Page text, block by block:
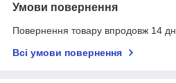
Умови повернення
Повернення товару впродовж 14
Всі умови повернення